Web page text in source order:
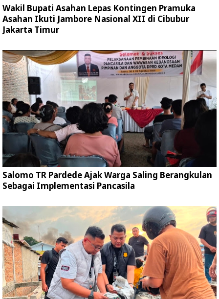
Wakil Bupati Asahan Lepas Kontingen Pramuka
Asahan Ikuti Jambore Nasional XII di Cibubur
Jakarta Timur
Salomo TR Pardede Ajak Warga Saling Berangkulan
Sebagai Implementasi Pancasila